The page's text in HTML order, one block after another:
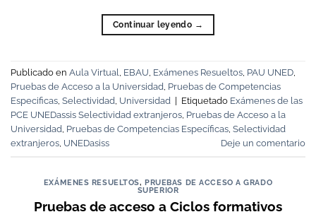
Continuar leyendo →
Publicado en Aula Virtual, EBAU, Exámenes Resueltos, PAU UNED,
Pruebas de Acceso a la Universidad, Pruebas de Competencias
Especificas, Selectividad, Universidad Etiquetado Exámenes de las
PCE UNEDassis Selectividad extranjeros, Pruebas de Acceso a la
Universidad, Pruebas de Competencias Específicas, Selectividad
extranjeros, UNEDasiss Deje un comentario
EXÁMENES RESUELTOS,PRUEBAS DE ACCESO A GRADO
SUPERIOR
Pruebas de acceso a Ciclos formativos